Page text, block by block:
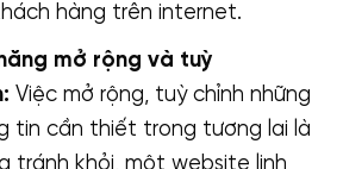
hàng trên internet.
mở rộng và tuỳ
Việc mở rộng, tuỳ chỉnh những
tin cần thiết trong tương lai là
tránh khỏi, một website linh